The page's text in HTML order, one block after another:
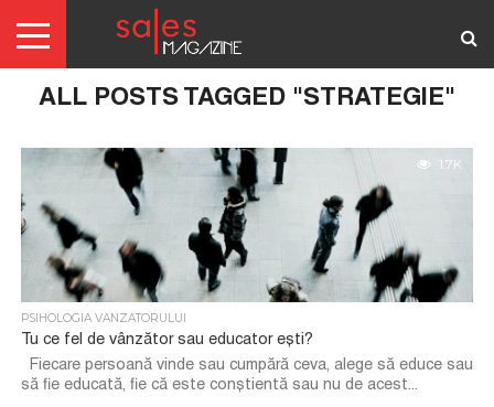
GRATIS
NE!
SI
CONDITII
ALL POSTS TAGGED "STRATEGIE"
1.7K
PSIHOLOGIA VANZATORULUI
Tu ce fel de vânzător sau educator ești?
Fiecare persoană vinde sau cumpără ceva, alege să educe sau
să fie educată, fie că este conștientă sau nu de acest...